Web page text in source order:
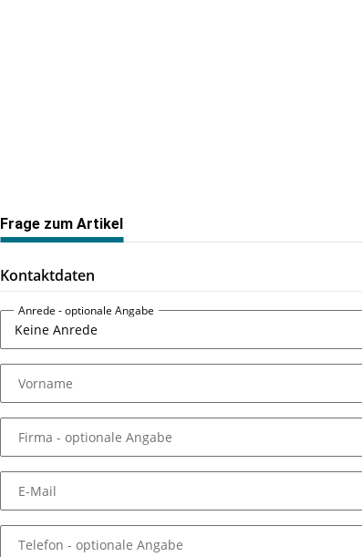
Frage zum Artikel
Kontaktdaten
Anrede - optionale Angabe
Vorname
Firma - optionale Angabe
E-Mail
Telefon - optionale Angabe